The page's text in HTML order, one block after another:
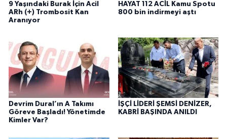
9 Yaşındaki Burak İçin Acil
ARh (+) Trombosit Kan
Aranıyor
HAYAT 112 ACİL Kamu Spotu
800 bin indirmeyi aştı
Devrim Dural’ın A Takımı
Göreve Başladı! Yönetimde
Kimler Var?
İŞÇİ LİDERİ ŞEMSİ DENİZER,
KABRİ BAŞINDA ANILDI